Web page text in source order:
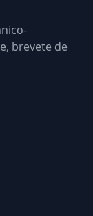
brevete de